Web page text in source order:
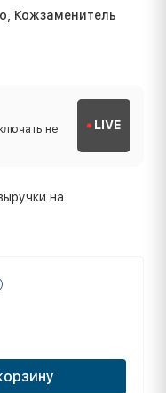
Кожзаменитель
не
LIVE
на